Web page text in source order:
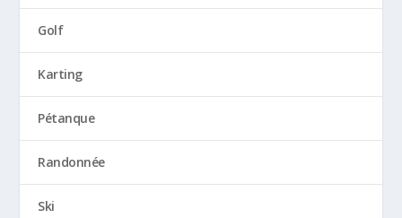
Golf
Karting
Pétanque
Randonnée
Ski